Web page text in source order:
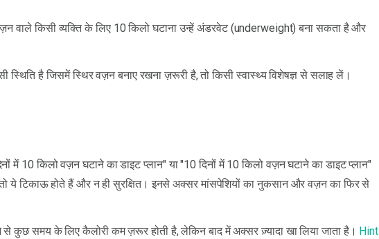
वाले किसी व्यक्ति के लिए 10 किलो घटाना उन्हें अंडरवेट (underweight) बना सकता है और
स्थिति है जिसमें स्थिर वज़न बनाए रखना ज़रूरी है, तो किसी स्वास्थ्य विशेषज्ञ से सलाह लें।
में 10 किलो वज़न घटाने का डाइट प्लान" या "10 दिनों में 10 किलो वज़न घटाने का डाइट प्लान"
ये टिकाऊ होते हैं और न ही सुरक्षित। इनसे अक्सर मांसपेशियों का नुकसान और वज़न का फिर से
कुछ समय के लिए कैलोरी कम ज़रूर होती है, लेकिन बाद में अक्सर ज़्यादा खा लिया जाता है। Hint